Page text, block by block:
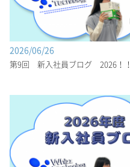
2026/06/26
第9回 新入社員ブログ 2026！！